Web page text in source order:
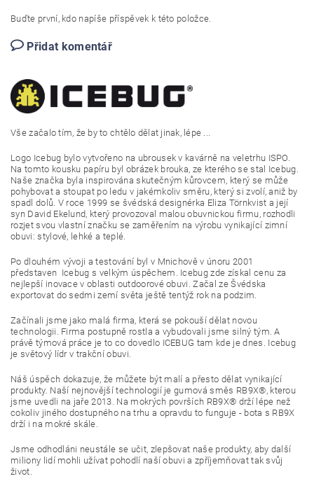
Buďte první, kdo napíše příspěvek k této položce.
Přidat komentář
Vše zača lo tím, že by to chtělo dělat jinak, lépe ...
Logo Icebug bylo vytvořeno na ubrousek v kavárně na veletrhu ISPO.
Na tomto kousku papíru byl obrázek brouka, ze kterého se stal Icebug.
Naše značka byla inspirována skutečným kůrovcem, který se může
pohybovat a stoupat po ledu v jakémkoliv směru, který si zvolí, aniž by
spadl dolů. V roce 1999 se švédská designérka Eliza Törnkvist a její
syn David Ekelund, který provozoval malou obuvnickou firmu, rozhodli
rozjet svou vlastní značku se zaměřením na výrobu vynikající zimní
obuvi: stylové, lehké a teplé.
Po dlouhém vývoji a testování byl v Mnichově v únoru 2001
představen Icebug s velkým úspěchem. Icebug zde získal cenu za
nejlepší inovace v oblasti outdoorové obuvi. Začal ze Švédska
exportovat do sedmi zemí světa ještě tentýž rok na podzim.
Začínali jsme jako malá firma, která se pokouší dělat novou
technologii. Firma postupně rostla a vybudovali jsme silný tým. A
právě týmová práce je to co dovedlo ICEBUG tam kde je dnes. Icebug
je světový lídr v trakční obuvi.
Náš úspěch dokazuje, že můžete být malí a přesto dělat vynikající
produkty. Naší nejnovější technologií je gumová směs RB9X®, kterou
jsme uvedli na jaře 2013. Na mokrých površích RB9X® drží lépe než
cokoliv jiného dostupného na trhu a opravdu to funguje - bota s RB9X
drží i na mokré skále.
Jsme odhodláni neustále se učit, zlepšovat naše produkty, aby další
miliony lidí mohli užívat pohodlí naší obuvi a zpříjemňovat tak svůj
život.